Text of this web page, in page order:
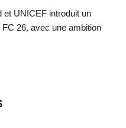
et UNICEF introduit un
26, avec une ambition